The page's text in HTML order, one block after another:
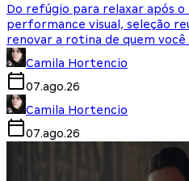
Do refúgio para relaxar após
performance visual, seleção
renovar a rotina de quem você
Camila Hortencio
07.ago.26
Camila Hortencio
07.ago.26